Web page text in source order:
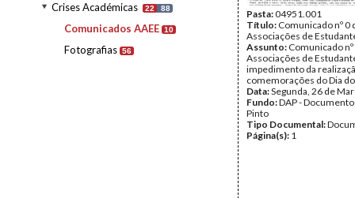
Crises Académicas 22 88
Comunicados AAEE 10
Fotografias 56
Pasta:04951.001
Título: Comunicado nº 0
Associações de
Assunto: Comunicado nº
Associações de
impedimento da
comemorações do Dia
Data:Segunda, 26 de
Fundo:DAP -
Pinto
Tipo Documental:
Página(s): 1